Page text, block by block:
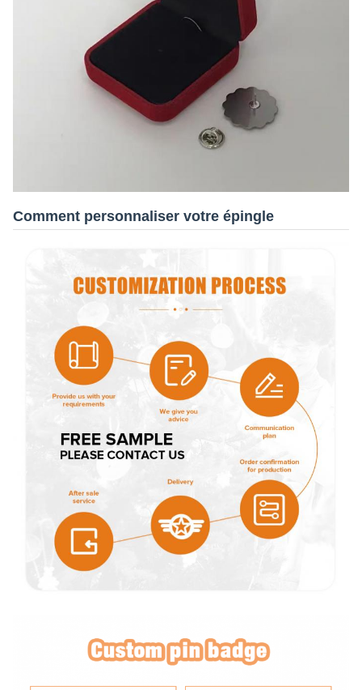
Comment personnaliser votre épingle